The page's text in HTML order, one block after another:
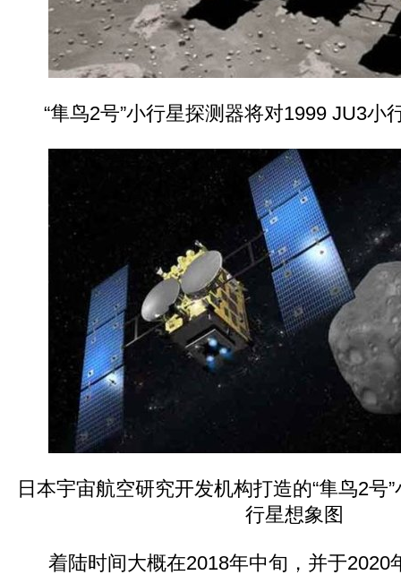
“隼鸟2号”小行星探测器将对1999 JU3小
日本宇宙航空研究开发机构打造的“隼鸟2号
行星想象图
着陆时间大概在2018年中旬，并于2020